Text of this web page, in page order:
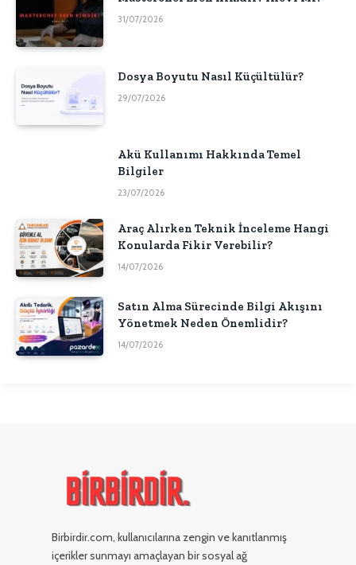
31/07/2026
Dosya Boyutu Nasıl Küçültülür?
29/07/2026
Akü Kullanımı Hakkında Temel
Bilgiler
23/07/2026
Araç Alırken Teknik İnceleme Hangi
Konularda Fikir Verebilir?
14/07/2026
Satın Alma Sürecinde Bilgi Akışını
Yönetmek Neden Önemlidir?
14/07/2026
Birbirdir.com, kullanıcılarına zengin ve kanıtlanmış
içerikler sunmayı amaçlayan bir sosyal ağ